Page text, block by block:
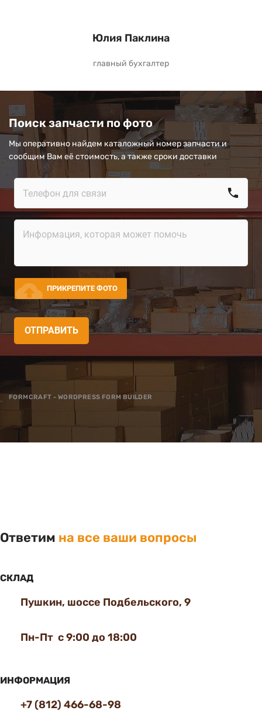
Юлия Паклина
главный бухгалтер
Поиск запчасти по фото
Мы оперативно найдем каталожный номер запчасти и
сообщим Вам её стоимость, а также сроки доставки
call
cloud_upload ПРИКРЕПИТЕ ФОТО
ОТПРАВИТЬ
FORMCRAFT - WORDPRESS FORM BUILDER
Ответим на все ваши вопросы
СКЛАД
Пушкин, шоссе Подбельского, 9
Пн-Пт с 9:00 до 18:00
ИНФОРМАЦИЯ
+7 (812) 466-68-98